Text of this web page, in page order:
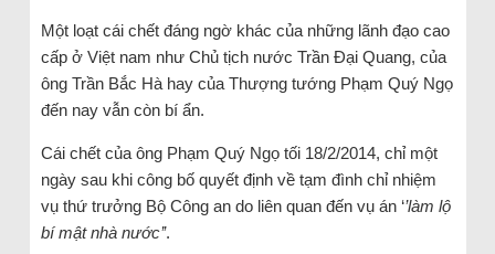
Một loạt cái chết đáng ngờ khác của những lãnh đạo cao
cấp ở Việt nam như Chủ tịch nước Trần Đại Quang, của
ông Trần Bắc Hà hay của Thượng tướng Phạm Quý Ngọ
đến nay vẫn còn bí ẩn.
Cái chết của ông Phạm Quý Ngọ tối 18/2/2014, chỉ một
ngày sau khi công bố quyết định về tạm đình chỉ nhiệm
vụ thứ trưởng Bộ Công an do liên quan đến vụ án ‘’làm lộ
bí mật nhà nước’’.